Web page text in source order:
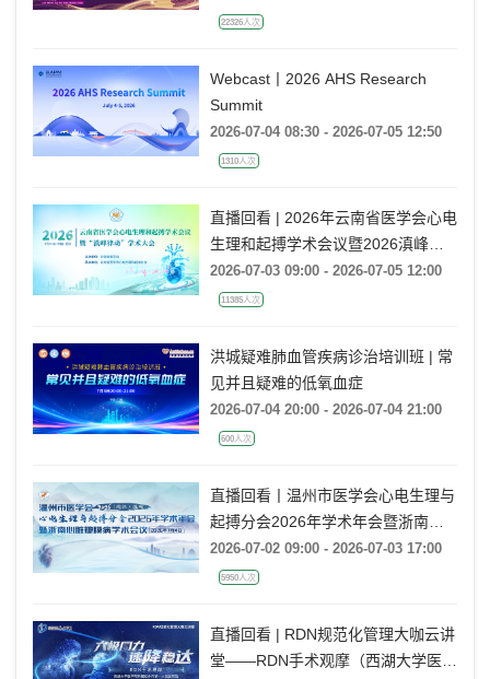
2026-06-29 08:30 - 2026-07-05 15:30
Webcast丨2026 AHS Research
Summit
2026-07-04 08:30 - 2026-07-05 12:50
直播回看 | 2026年云南省医学会心电
生理和起搏学术会议暨2026滇峰律
动学术大会
2026-07-03 09:00 - 2026-07-05 12:00
洪城疑难肺血管疾病诊治培训班 | 常
见并且疑难的低氧血症
2026-07-04 20:00 - 2026-07-04 21:00
直播回看丨温州市医学会心电生理与
起搏分会2026年学术年会暨浙南心
脏瓣膜病学术会议
2026-07-02 09:00 - 2026-07-03 17:00
直播回看 | RDN规范化管理大咖云讲